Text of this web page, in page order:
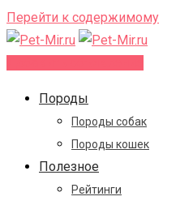
Перейти к содержимому
Породы
Породы собак
Породы кошек
Полезное
Рейтинги